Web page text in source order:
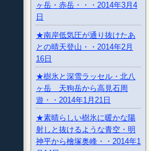
ヶ岳・赤岳・・・2014年3月4
日
★南岸低気圧が通り抜けたあ
との晴天登山・・2014年2月
16日
★樹氷と深雪ラッセル・北八
ヶ岳 天狗岳から高見石周
遊・・2014年1月21日
★素晴らしい樹氷に暖かな陽
射しと抜けるような青空・明
神平から檜塚奥峰・・2014年1